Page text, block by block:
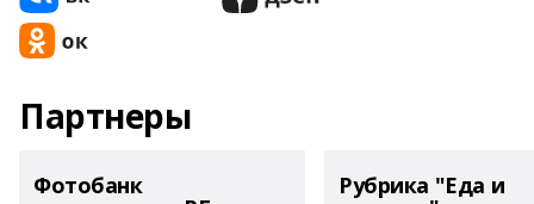
Партнеры
Фотобанк Рубрика "Еда и